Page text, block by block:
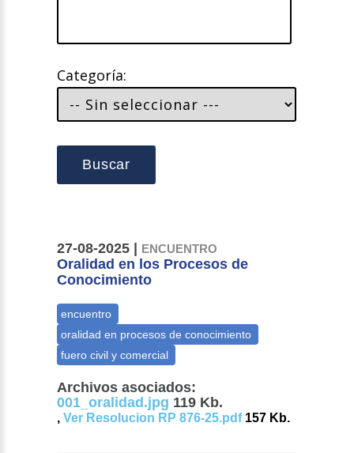
Categoría:
Buscar
27-08-2025 | ENCUENTRO
Oralidad en los Procesos de
Conocimiento
Archivos asociados:
001_oralidad.jpg 119 Kb.
,Ver Resolucion RP 876-25.pdf157 Kb.